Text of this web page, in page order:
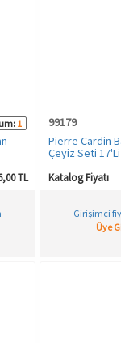
1
TL
99179
Pierre Cardin
Çeyiz Seti 17'Li
Katalog Fiyatı
Girişimci
Üye